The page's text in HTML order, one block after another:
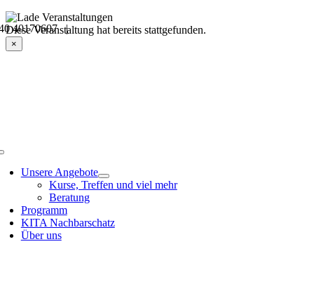
Skip
to
content
40170607 |
Unsere Angebote
Kurse, Treffen und viel mehr
Beratung
Programm
KITA Nachbarschatz
Über uns
Veranstaltungsdetails
Diese Veranstaltung hat bereits stattgefunden.
×